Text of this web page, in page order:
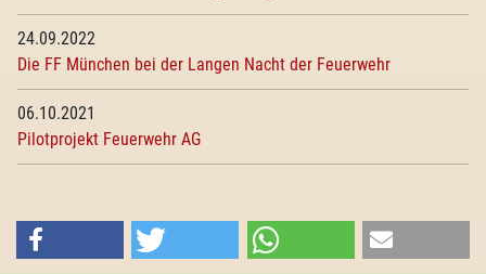
24.09.2022
Die FF München bei der Langen Nacht der Feuerwehr
06.10.2021
Pilotprojekt Feuerwehr AG